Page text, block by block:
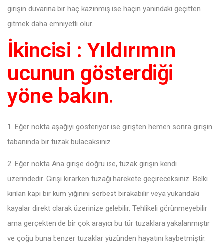
girişin duvarına bir haç kazınmış ise haçın yanındaki geçitten
gitmek daha emniyetli olur.
İkincisi : Yıldırımın
ucunun gösterdiği
yöne bakın.
1. Eğer nokta aşağıyı gösteriyor ise girişten hemen sonra girişin
tabanında bir tuzak bulacaksınız.
2. Eğer nokta Ana girişe doğru ise, tuzak girişin kendi
üzerindedir. Girişi kırarken tuzağı harekete geçireceksiniz. Belki
kırılan kapı bir kum yığınını serbest bırakabilir veya yukarıdaki
kayalar direkt olarak üzerinize gelebilir. Tehlikeli görünmeyebilir
ama gerçekten de bir çok arayıcı bu tür tuzaklara yakalanmıştır
ve çoğu buna benzer tuzaklar yüzünden hayatını kaybetmiştir.